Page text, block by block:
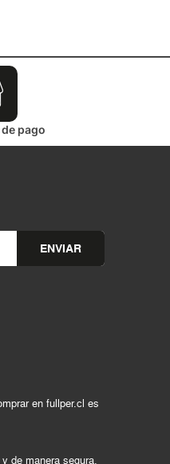
pago
ENVIAR
en fullper.cl es
de manera segura.